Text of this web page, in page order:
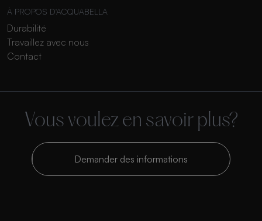
À PROPOS D'ACQUABELLA
Durabilité
Travaillez avec nous
Contact
Vous voulez en savoir plus?
Demander des informations